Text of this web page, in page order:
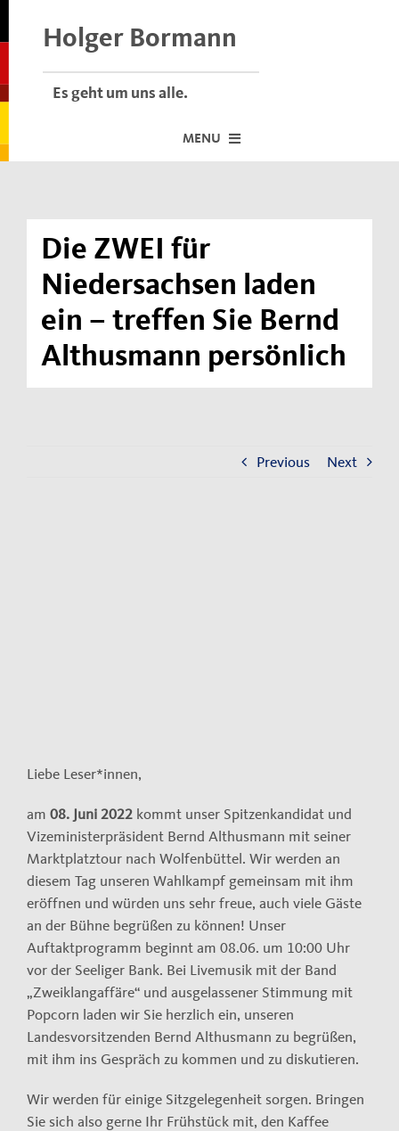
Holger Bormann
Es geht um uns alle.
MENU
Über mich
Dafür stehe ich
Termine vor Ort
Neuigkeiten
Die ZWEI für
Niedersachsen laden
ein – treffen Sie Bernd
Althusmann persönlich
Previous Next
Liebe Leser*innen,
am 08. Juni 2022 kommt unser Spitzenkandidat und
Vizeministerpräsident Bernd Althusmann mit seiner
Marktplatztour nach Wolfenbüttel. Wir werden an
diesem Tag unseren Wahlkampf gemeinsam mit ihm
eröffnen und würden uns sehr freue, auch viele Gäste
an der Bühne begrüßen zu können! Unser
Auftaktprogramm beginnt am 08.06. um 10:00 Uhr
vor der Seeliger Bank. Bei Livemusik mit der Band
„Zweiklangaffäre“ und ausgelassener Stimmung mit
Popcorn laden wir Sie herzlich ein, unseren
Landesvorsitzenden Bernd Althusmann zu begrüßen,
mit ihm ins Gespräch zu kommen und zu diskutieren.
Wir werden für einige Sitzgelegenheit sorgen. Bringen
Sie sich also gerne Ihr Frühstück mit, den Kaffee